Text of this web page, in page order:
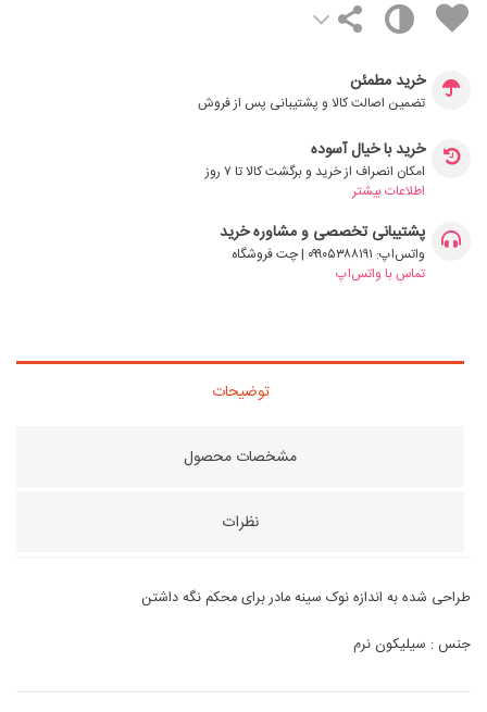
خرید مطمئن
تضمین اصالت کالا و پشتیبانی پس از فروش
خرید با خیال آسوده
امکان انصراف از خرید و برگشت کالا تا ۷ روز
اطلاعات بیشتر
پشتیبانی تخصصی و مشاوره خرید
واتس‌اپ: ۰۹۹۰۵۳۸۸۱۹۱ | چت فروشگاه
تماس با واتس‌اپ
توضیحات
مشخصات محصول
نظرات
طراحی شده به اندازه نوک سینه مادر برای محکم نگه داشتن
جنس : سیلیکون نرم